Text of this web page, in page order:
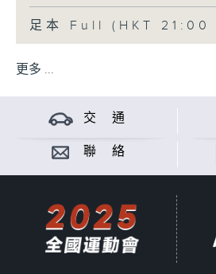
足本 Full (HKT 21:00
更多 ...
交 通
聯 絡